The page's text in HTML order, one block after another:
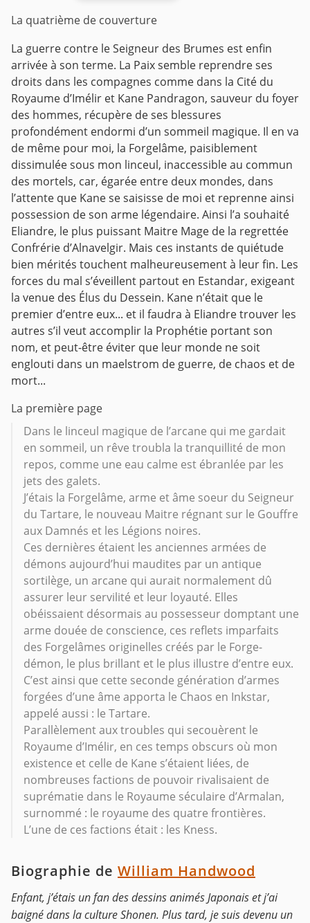
La quatrième de couverture
La guerre contre le Seigneur des Brumes est enfin
arrivée à son terme. La Paix semble reprendre ses
droits dans les compagnes comme dans la Cité du
Royaume d’Imélir et Kane Pandragon, sauveur du foyer
des hommes, récupère de ses blessures
profondément endormi d’un sommeil magique. Il en va
de même pour moi, la Forgelâme, paisiblement
dissimulée sous mon linceul, inaccessible au commun
des mortels, car, égarée entre deux mondes, dans
l’attente que Kane se saisisse de moi et reprenne ainsi
possession de son arme légendaire. Ainsi l’a souhaité
Eliandre, le plus puissant Maitre Mage de la regrettée
Confrérie d’Alnavelgir. Mais ces instants de quiétude
bien mérités touchent malheureusement à leur fin. Les
forces du mal s’éveillent partout en Estandar, exigeant
la venue des Élus du Dessein. Kane n’était que le
premier d’entre eux... et il faudra à Eliandre trouver les
autres s’il veut accomplir la Prophétie portant son
nom, et peut-être éviter que leur monde ne soit
englouti dans un maelstrom de guerre, de chaos et de
mort...
La première page
Dans le linceul magique de l’arcane qui me gardait
en sommeil, un rêve troubla la tranquillité de mon
repos, comme une eau calme est ébranlée par les
jets des galets.
J’étais la Forgelâme, arme et âme soeur du Seigneur
du Tartare, le nouveau Maitre régnant sur le Gouffre
aux Damnés et les Légions noires.
Ces dernières étaient les anciennes armées de
démons aujourd’hui maudites par un antique
sortilège, un arcane qui aurait normalement dû
assurer leur servilité et leur loyauté. Elles
obéissaient désormais au possesseur domptant une
arme douée de conscience, ces reflets imparfaits
des Forgelâmes originelles créés par le Forge-
démon, le plus brillant et le plus illustre d’entre eux.
C’est ainsi que cette seconde génération d’armes
forgées d’une âme apporta le Chaos en Inkstar,
appelé aussi : le Tartare.
Parallèlement aux troubles qui secouèrent le
Royaume d’Imélir, en ces temps obscurs où mon
existence et celle de Kane s’étaient liées, de
nombreuses factions de pouvoir rivalisaient de
suprématie dans le Royaume séculaire d’Armalan,
surnommé : le royaume des quatre frontières.
L’une de ces factions était : les Kness.
Biographie de William Handwood
Enfant, j’étais un fan des dessins animés Japonais et j’ai
baigné dans la culture Shonen. Plus tard, je suis devenu un